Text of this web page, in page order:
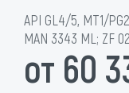
API GL4/5, MT1/
MAN 3343 ML; ZF
от 60